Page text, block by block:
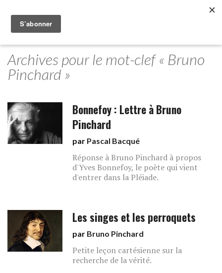
Archives pour le mot-clef « Bruno
Pinchard »
Bonnefoy : Lettre à Bruno
Pinchard
par Pascal Bacqué
Réponse à Bruno Pinchard à propos
d'Yves Bonnefoy, le poète qui vient
d'entrer dans la Pléiade.
Les singes et les perroquets
par Bruno Pinchard
Petite leçon cartésienne sur la
recherche de la vérité.